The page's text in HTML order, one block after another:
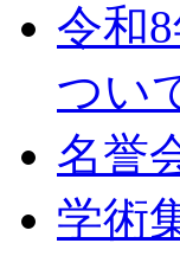
令和
つい
名誉
学術